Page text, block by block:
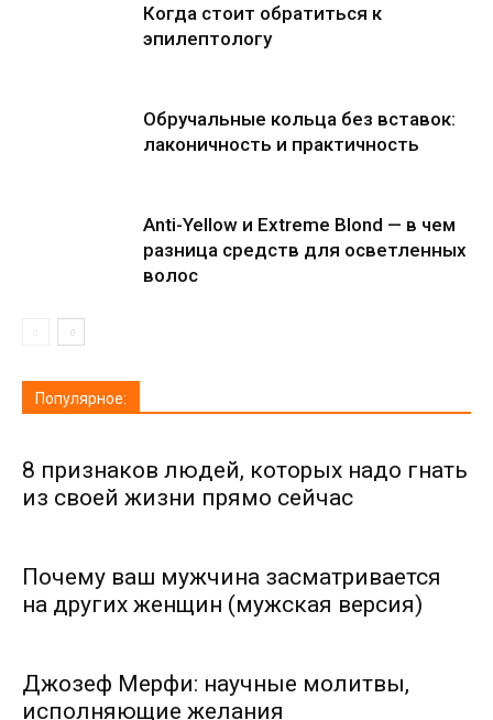
Когда стоит обратиться к
эпилептологу
Обручальные кольца без вставок:
лаконичность и практичность
Anti-Yellow и Extreme Blond — в чем
разница средств для осветленных
волос
Популярное:
8 признаков людей, которых надо гнать
из своей жизни прямо сейчас
Почему ваш мужчина засматривается
на других женщин (мужская версия)
Джозеф Мерфи: научные молитвы,
исполняющие желания